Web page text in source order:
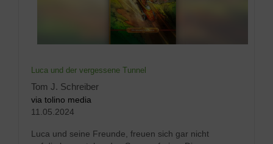
Luca und der vergessene Tunnel
Tom J. Schreiber
via tolino media
11.05.2024
Luca und seine Freunde, freuen sich gar nicht